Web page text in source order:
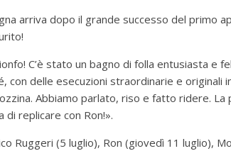
arriva dopo il grande successo del primo
C’è stato un bagno di folla entusiasta e
con delle esecuzioni straordinarie e originali
Abbiamo parlato, riso e fatto ridere. La
di replicare con Ron!».
Ruggeri (5 luglio), Ron (giovedì 11 luglio),